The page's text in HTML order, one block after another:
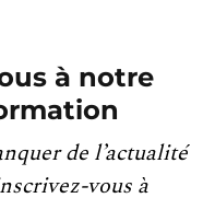
à notre
de l’actualité
vous à